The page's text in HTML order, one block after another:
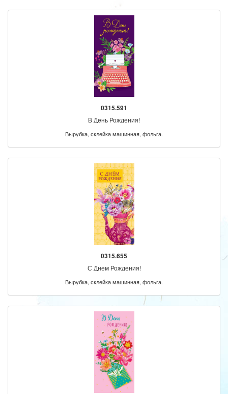
0315.591
В День Рождения!
Вырубка, склейка машинная, фольга.
0315.655
С Днем Рождения!
Вырубка, склейка машинная, фольга.